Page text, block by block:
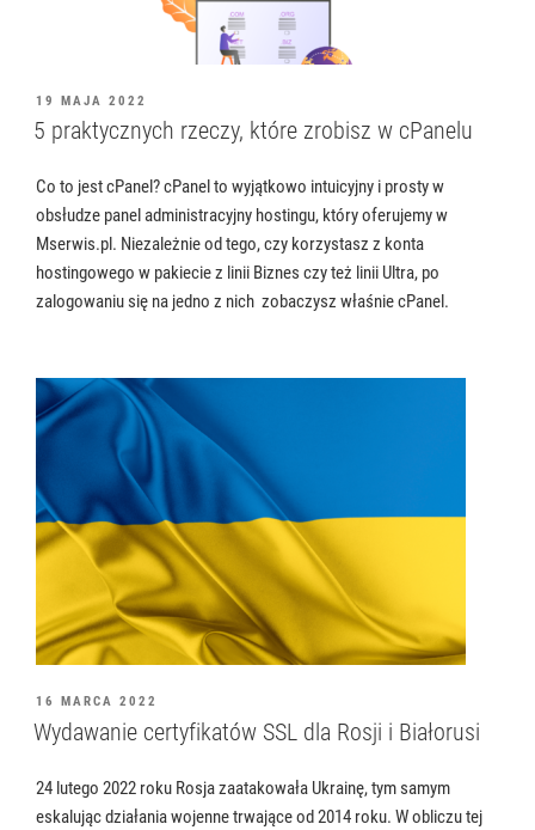
OPUBLIKOWANE
W
19 MAJA 2022
5 praktycznych rzeczy, które zrobisz w cPanelu
Co to jest cPanel? cPanel to wyjątkowo intuicyjny i prosty w
obsłudze panel administracyjny hostingu, który oferujemy w
Mserwis.pl. Niezależnie od tego, czy korzystasz z konta
hostingowego w pakiecie z linii Biznes czy też linii Ultra, po
zalogowaniu się na jedno z nich zobaczysz właśnie cPanel.
OPUBLIKOWANE
W
16 MARCA 2022
Wydawanie certyfikatów SSL dla Rosji i Białorusi
24 lutego 2022 roku Rosja zaatakowała Ukrainę, tym samym
eskalując działania wojenne trwające od 2014 roku. W obliczu tej